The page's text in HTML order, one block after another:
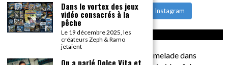
CHARGER PLUS Suivre sur Instagram
CA COMMENTE SEC
il a pas de genoux Messi comme P comeladedans
Dans le vortex des jeux
vidéo consacrés à la
pêche
Le 19 décembre 2025, les
créateurs Zeph & Ramo
jetaient
On a parlé Dolce Vita et